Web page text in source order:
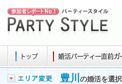
豊川 の婚活を選